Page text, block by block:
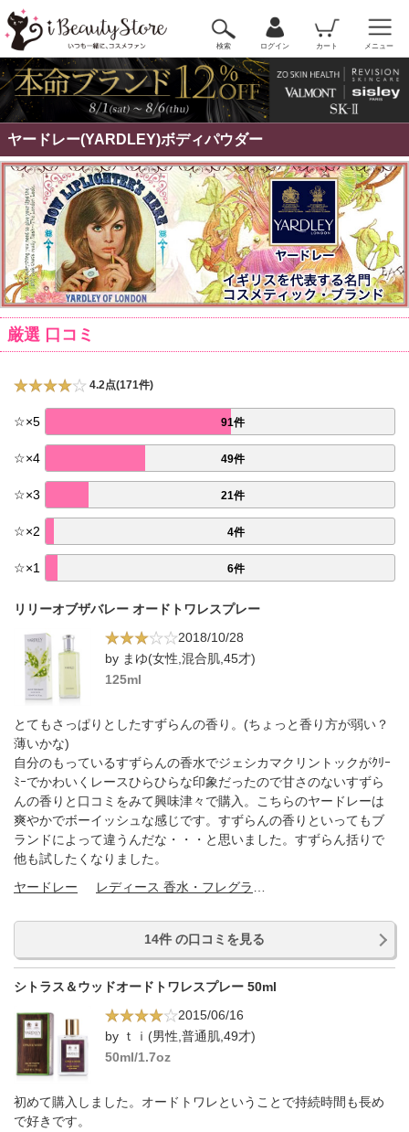
検索 ログイン カート メニュー
ヤードレー(YARDLEY)ボディパウダー
厳選 口コミ
4.2点(171件)
☆×5 91件
☆×4 49件
☆×3 21件
☆×2 4件
☆×1 6件
リリーオブザバレー オードトワレスプレー
2018/10/28
by まゆ(女性,混合肌,45才)
125ml
とてもさっぱりとしたすずらんの香り。(ちょっと香り方が弱い？
薄いかな)
自分のもっているすずらんの香水でジェシカマクリントックがｸﾘｰ
ﾐｰでかわいくレースひらひらな印象だったので甘さのないすずら
んの香りと口コミをみて興味津々で購入。こちらのヤードレーは
爽やかでボーイッシュな感じです。すずらんの香りといってもブ
ランドによって違うんだな・・・と思いました。すずらん括りで
他も試したくなりました。
ヤードレー
14件 の口コミを見る
シトラス＆ウッドオードトワレスプレー 50ml
2015/06/16
by ｔｉ(男性,普通肌,49才)
50ml/1.7oz
初めて購入しました。オードトワレということで持続時間も長め
で好きです。